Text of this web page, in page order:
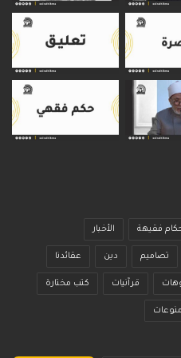
فقيهة الأخبار
تصاميم دين عقائدنا
قرآنيات كتب مختارة
منوعات